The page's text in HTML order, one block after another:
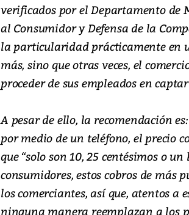
verificados por el Departamento de
al Consumidor y Defensa de la
la particularidad prácticamente en
más, sino que otras veces, el
proceder de sus empleados en
A pesar de ello, la recomendación
por medio de un teléfono, el precio
que “solo son 10, 25 centésimos o
consumidores, estos cobros de
los comerciantes, así que, atentos a
ninguna manera reemplazan a los